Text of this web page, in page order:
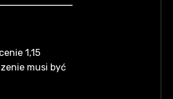
1,15
musi być